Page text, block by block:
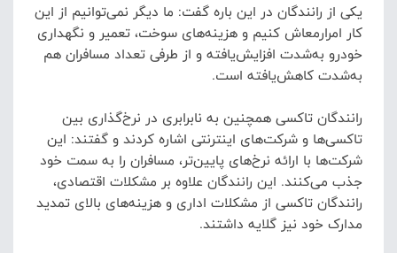
یکی از رانندگان در این باره گفت: ما دیگر نمی‌توانیم از این
کار امرارمعاش کنیم و هزینه‌های سوخت، تعمیر و نگهداری
خودرو به‌شدت افزایش‌یافته و از طرفی تعداد مسافران هم
به‌شدت کاهش‌یافته است.
رانندگان تاکسی همچنین به نابرابری در نرخ‌گذاری بین
تاکسی‌ها و شرکت‌های اینترنتی اشاره کردند و گفتند: این
شرکت‌ها با ارائه نرخ‌های پایین‌تر، مسافران را به سمت خود
جذب می‌کنند. این رانندگان علاوه بر مشکلات اقتصادی،
رانندگان تاکسی از مشکلات اداری و هزینه‌های بالای تمدید
مدارک خود نیز گلایه داشتند.